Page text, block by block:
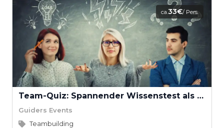
ca.33€/ Pers.
Team-Quiz: Spannender Wissenstest als Teamevent
Guiders Events
Teambuilding